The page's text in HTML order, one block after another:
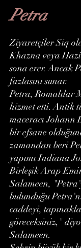
Petra
Ziyaretçiler Siq
Khazna veya
sona erer. Ancak
fazlasını sunar.
Petra, Romalılar
hizmet etti. Antik
maceracı Johann
bir efsane
zamandan beri
yapımı Indiana
Birleşik Arap
Salameen,
bulunduğu
caddeyi,
göreceksiniz,"
Salameen.